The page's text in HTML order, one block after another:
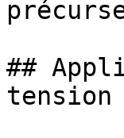
##
tension